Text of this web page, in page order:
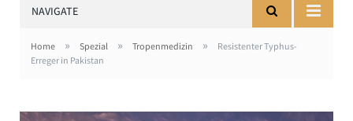
NAVIGATE
Home » Spezial » Tropenmedizin »
Resistenter Typhus-
Erreger in Pakistan